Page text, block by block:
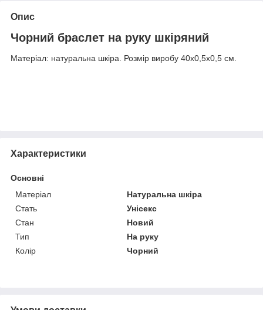
Опис
Чорний браслет на руку шкіряний
Матеріал: натуральна шкіра. Розмір виробу 40х0,5х0,5 см.
Характеристики
Основні
Матеріал
Натуральна шкіра
Стать
Унісекс
Стан
Новий
Тип
На руку
Колір
Чорний